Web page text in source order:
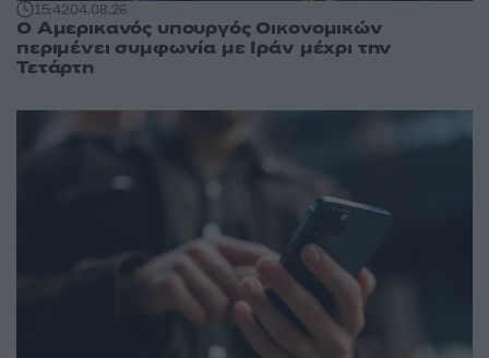
15:4204.08.26
Ο Αμερικανός υπουργός Οικονομικών
περιμένει συμφωνία με Ιράν μέχρι την
Τετάρτη